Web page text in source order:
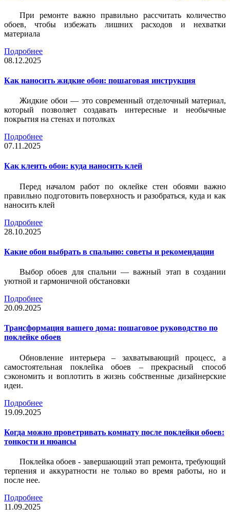
При ремонте важно правильно рассчитать количество
обоев, чтобы избежать лишних расходов и нехватки
материала
Подробнее
08.12.2025
Как наносить жидкие обои: пошаговая инструкция
Жидкие обои — это современный отделочный материал,
который позволяет создавать интересные и необычные
покрытия на стенах и потолках
Подробнее
07.11.2025
Как клеить обои: куда наносить клей
Перед началом работ по оклейке стен обоями важно
правильно подготовить поверхность и разобраться, куда и как
наносить клей
Подробнее
28.10.2025
Какие обои выбрать в спальню: советы и рекомендации
Выбор обоев для спальни — важный этап в создании
уютной и гармоничной обстановки
Подробнее
20.09.2025
Трансформация вашего дома: пошаговое руководство по
поклейке обоев
Обновление интерьера – захватывающий процесс, а
самостоятельная поклейка обоев – прекрасный способ
сэкономить и воплотить в жизнь собственные дизайнерские
идеи.
Подробнее
19.09.2025
Когда можно проветривать комнату после поклейки обоев:
тонкости и нюансы
Поклейка обоев - завершающий этап ремонта, требующий
терпения и аккуратности не только во время работы, но и
после нее.
Подробнее
11.09.2025